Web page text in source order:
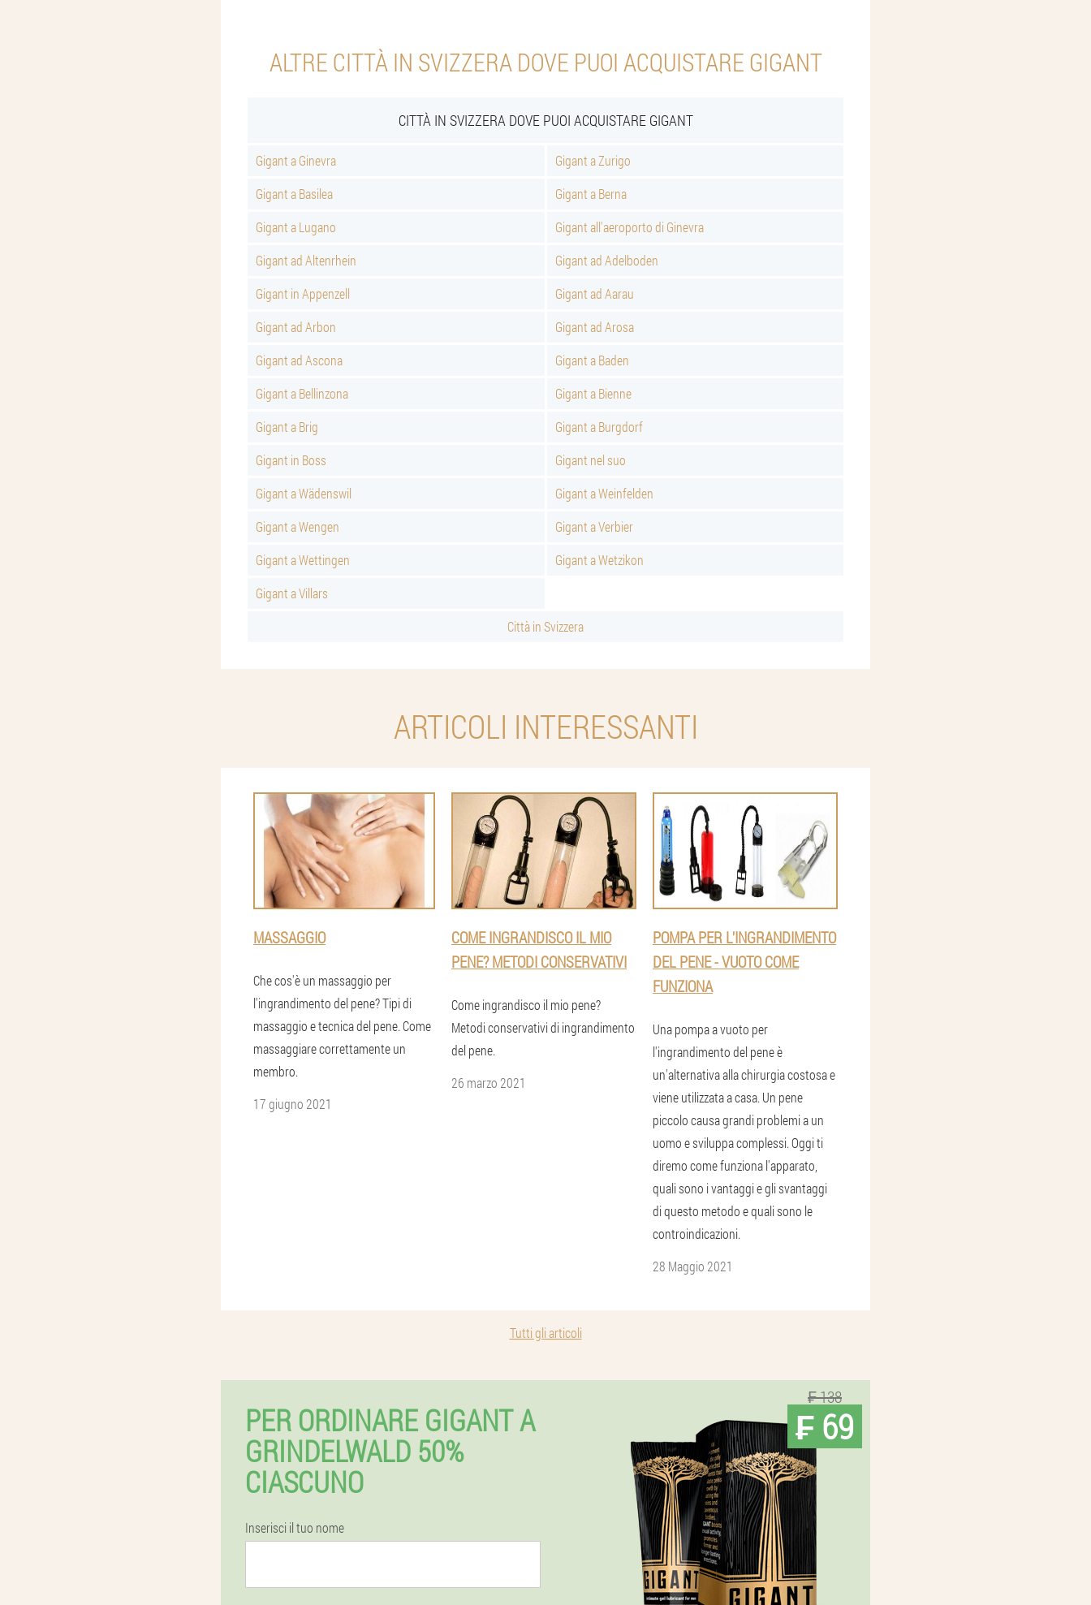
ALTRE CITTÀ IN SVIZZERA DOVE PUOI ACQUISTARE GIGANT
CITTÀ IN SVIZZERA DOVE PUOI ACQUISTARE GIGANT
Gigant a Ginevra
Gigant a Zurigo
Gigant a Basilea
Gigant a Berna
Gigant a Lugano
Gigant all'aeroporto di Ginevra
Gigant ad Altenrhein
Gigant ad Adelboden
Gigant in Appenzell
Gigant ad Aarau
Gigant ad Arbon
Gigant ad Arosa
Gigant ad Ascona
Gigant a Baden
Gigant a Bellinzona
Gigant a Bienne
Gigant a Brig
Gigant a Burgdorf
Gigant in Boss
Gigant nel suo
Gigant a Wädenswil
Gigant a Weinfelden
Gigant a Wengen
Gigant a Verbier
Gigant a Wettingen
Gigant a Wetzikon
Gigant a Villars
Città in Svizzera
ARTICOLI INTERESSANTI
MASSAGGIO
Che cos'è un massaggio per
l'ingrandimento del pene? Tipi di
massaggio e tecnica del pene. Come
massaggiare correttamente un
membro.
17 giugno 2021
COME INGRANDISCO IL MIO
PENE? METODI CONSERVATIVI
Come ingrandisco il mio pene?
Metodi conservativi di ingrandimento
del pene.
26 marzo 2021
POMPA PER L'INGRANDIMENTO
DEL PENE - VUOTO COME
FUNZIONA
Una pompa a vuoto per
l'ingrandimento del pene è
un'alternativa alla chirurgia costosa e
viene utilizzata a casa. Un pene
piccolo causa grandi problemi a un
uomo e sviluppa complessi. Oggi ti
diremo come funziona l'apparato,
quali sono i vantaggi e gli svantaggi
di questo metodo e quali sono le
controindicazioni.
28 Maggio 2021
Tutti gli articoli
PER ORDINARE GIGANT A
GRINDELWALD 50%
CIASCUNO
Inserisci il tuo nome
₣ 138
₣ 69